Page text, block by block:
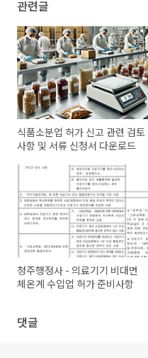
관련글
식품소분업 허가 신고 관련 검토
사항 및 서류 신청서 다운로드
청주행정사 - 의료기기 비대면
체온계 수입업 허가 준비사항
댓글